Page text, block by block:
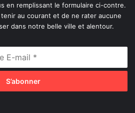
en remplissant le formulaire ci-contre.
au courant et de ne rater aucune
dans notre belle ville et alentour.